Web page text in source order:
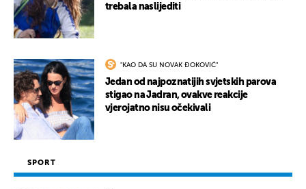
trebala naslijediti
"KAO DA SU NOVAK ĐOKOVIĆ"
Jedan od najpoznatijih svjetskih parova
stigao na Jadran, ovakve reakcije
vjerojatno nisu očekivali
SPORT